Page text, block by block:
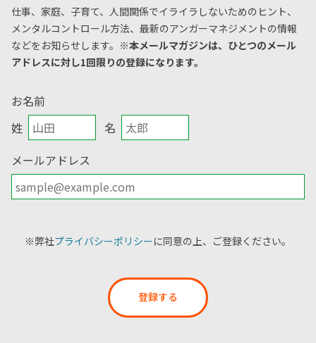
仕事、家庭、子育て、人間関係でイライラしないためのヒント、
メンタルコントロール方法、 最新のアンガーマネジメントの情報
などをお知らせします。 ※本メールマガジンは、ひとつのメール
アドレスに対し1回限りの登録になります。
お名前
姓
名
メールアドレス
※弊社プライバシーポリシーに同意の上、ご登録ください。
登録する